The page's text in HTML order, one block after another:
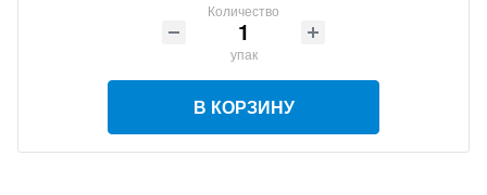
Количество
упак
В КОРЗИНУ